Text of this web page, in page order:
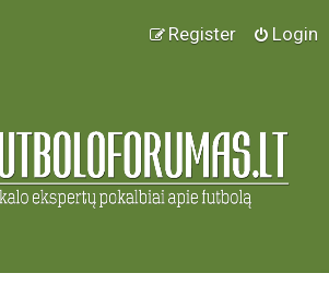
Login
Register